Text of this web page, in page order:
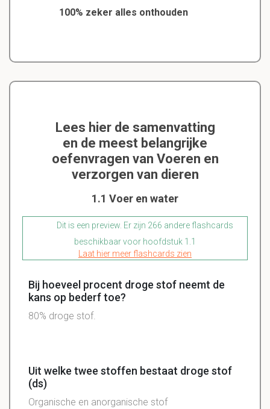
100% zeker alles onthouden
Lees hier de samenvatting
en de meest belangrijke
oefenvragen van Voeren en
verzorgen van dieren
1.1 Voer en water
Dit is een preview. Er zijn 266 andere flashcards
beschikbaar voor hoofdstuk 1.1
Laat hier meer flashcards zien
Bij hoeveel procent droge stof neemt de
kans op bederf toe?
80% droge stof.
Uit welke twee stoffen bestaat droge stof
(ds)
Organische en anorganische stof